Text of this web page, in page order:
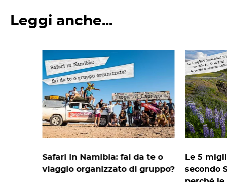
Leggi anche...
Safari in Namibia: fai da te o
viaggio organizzato di gruppo?
Le 5
secondo